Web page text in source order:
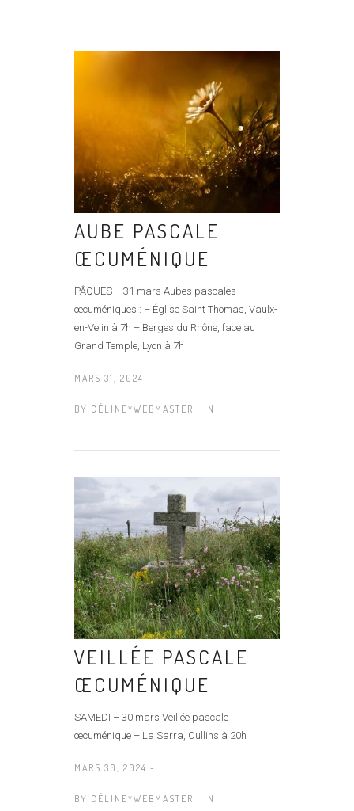
AUBE PASCALE
ŒCUMÉNIQUE
PÂQUES – 31 mars Aubes pascales
œcuméniques : – Église Saint Thomas, Vaulx-
en-Velin à 7h – Berges du Rhône, face au
Grand Temple, Lyon à 7h
MARS 31, 2024 -
BY CÉLINE*WEBMASTER IN
VEILLÉE PASCALE
ŒCUMÉNIQUE
SAMEDI – 30 mars Veillée pascale
œcuménique – La Sarra, Oullins à 20h
MARS 30, 2024 -
BY CÉLINE*WEBMASTER IN